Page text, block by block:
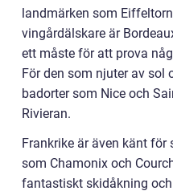
landmärken som
vingårdälskare är
ett måste för att prova
För den som njuter av sol
badorter som Nice och
Rivieran.
Frankrike är även känt
som Chamonix och
fantastiskt skidåkning